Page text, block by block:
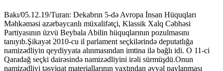
Bakı/05.12.19/Turan: Dekabrın 5-də Avropa İnsan Hüquqları
Məhkəməsi azərbaycanlı müxalifətçi, Klassik Xalq Cəbhəsi
Partiyasının üzvü Beybala Abilin hüquqlarının pozulmasını
tanıyıb.Şikayət 2010-cu il parlament seçkilərində deputatlığa
namizədliyin qeydiyyata alınmasından imtina ilə bağlı idi. O 11-ci
Qaradağ seçki dairəsində namizədliyini irəli sürmüşdü.Onun
namizədliyi təşviqat materiallarının vaxtından əvvəl paylanması